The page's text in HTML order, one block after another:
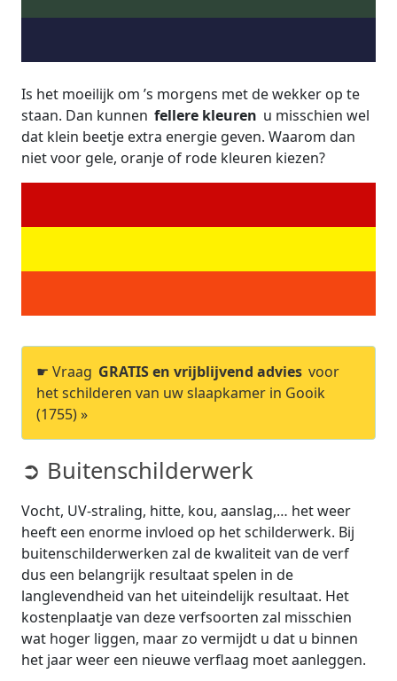
Is het moeilijk om ’s morgens met de wekker op te
staan. Dan kunnen fellere kleuren u misschien wel
dat klein beetje extra energie geven. Waarom dan
niet voor gele, oranje of rode kleuren kiezen?
☛ Vraag GRATIS en vrijblijvend advies voor
het schilderen van uw slaapkamer in Gooik
(1755) »
➲ Buitenschilderwerk
Vocht, UV-straling, hitte, kou, aanslag,… het weer
heeft een enorme invloed op het schilderwerk. Bij
buitenschilderwerken zal de kwaliteit van de verf
dus een belangrijk resultaat spelen in de
langlevendheid van het uiteindelijk resultaat. Het
kostenplaatje van deze verfsoorten zal misschien
wat hoger liggen, maar zo vermijdt u dat u binnen
het jaar weer een nieuwe verflaag moet aanleggen.